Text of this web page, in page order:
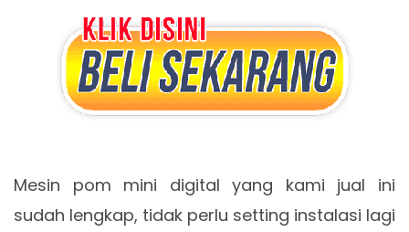
Mesin pom mini digital yang kami jual ini
sudah lengkap, tidak perlu setting instalasi lagi